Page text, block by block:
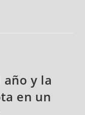
año y la
en un